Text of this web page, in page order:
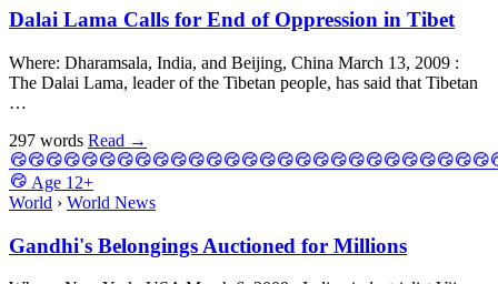
Dalai Lama Calls for End of Oppression in Tibet
Where: Dharamsala, India, and Beijing, China March 13, 2009 :
The Dalai Lama, leader of the Tibetan people, has said that Tibetan
…
297 words Read →
Age 12+
World › World News
Gandhi's Belongings Auctioned for Millions